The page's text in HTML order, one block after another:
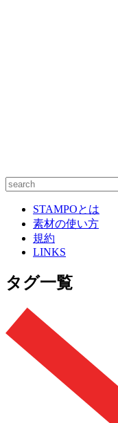
STAMPOとは
素材の使い方
規約
LINKS
タグ一覧